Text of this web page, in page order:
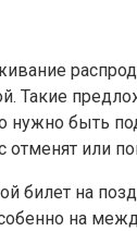
нужно
или
билет на
на